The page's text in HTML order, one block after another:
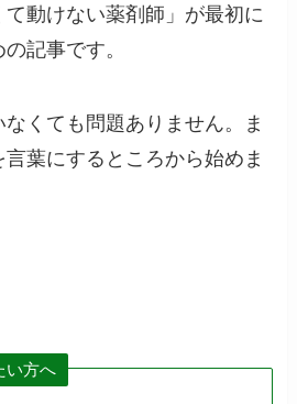
動けない薬剤師」が最初に
記事です。
くても問題ありません。ま
葉にするところから始めま
い方へ